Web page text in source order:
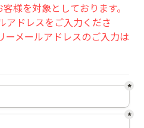
様を対象としております。
アドレスをご入力くださ
ーメールアドレスのご入力は
*
*